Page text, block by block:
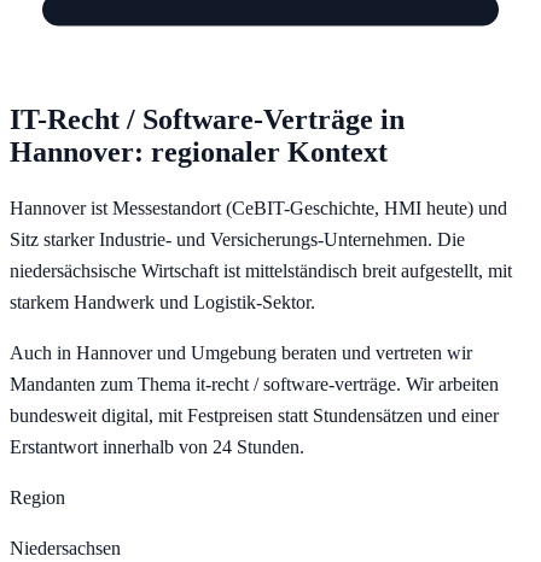
IT-Recht / Software-Verträge in
Hannover: regionaler Kontext
Hannover ist Messestandort (CeBIT-Geschichte, HMI heute) und
Sitz starker Industrie- und Versicherungs-Unternehmen. Die
niedersächsische Wirtschaft ist mittelständisch breit aufgestellt, mit
starkem Handwerk und Logistik-Sektor.
Auch in Hannover und Umgebung beraten und vertreten wir
Mandanten zum Thema it-recht / software-verträge. Wir arbeiten
bundesweit digital, mit Festpreisen statt Stundensätzen und einer
Erstantwort innerhalb von 24 Stunden.
Region
Niedersachsen